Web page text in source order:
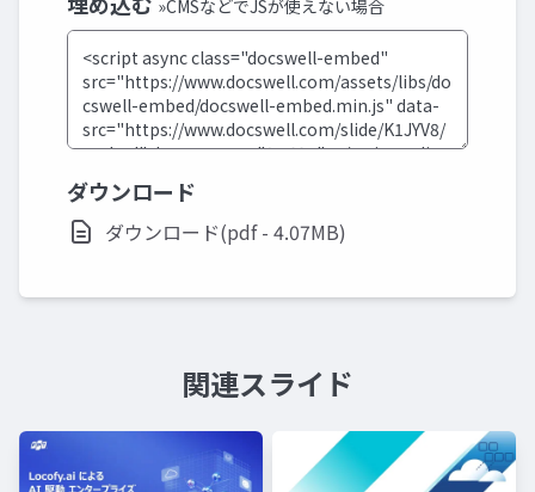
»CMSなどでJSが使えない場合
ダウンロード
ダウンロード(pdf - 4.07MB)
関連スライド